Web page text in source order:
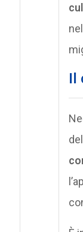
Il